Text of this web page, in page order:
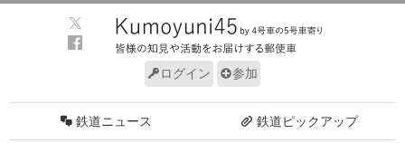
ログイン 参加
鉄道ニュース 鉄道ピックアップ